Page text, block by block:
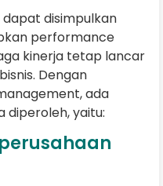
disimpulkan
performance
kinerja tetap lancar
Dengan
ada
diperoleh, yaitu: